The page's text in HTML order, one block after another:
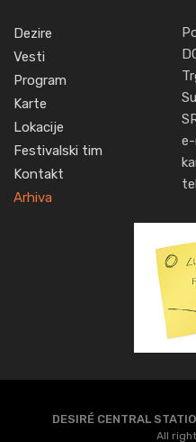
Dezire
Vesti
Program
Karte
Lokacije
Festivalski tim
Kontakt
Arhiva
e-
DESIRÉ CENTRAL
All